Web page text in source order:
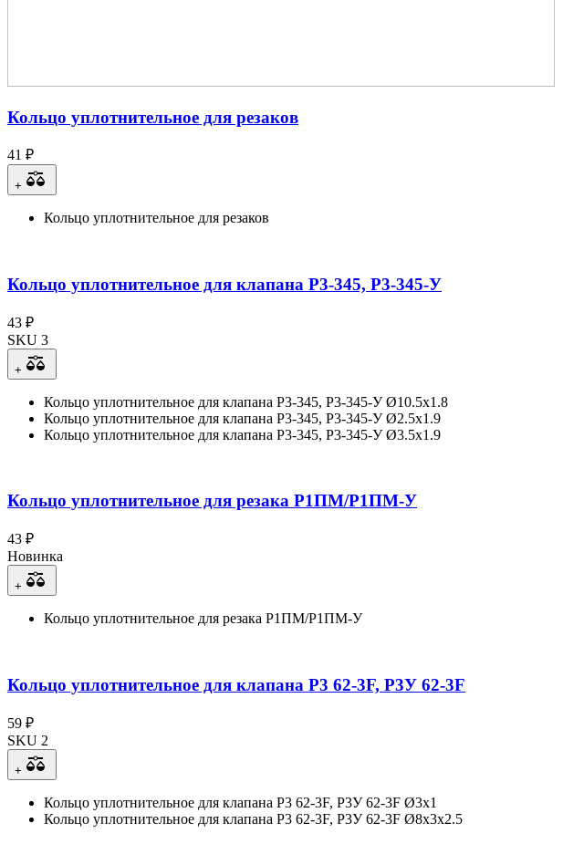
Кольцо уплотнительное для резаков
41 ₽
+
Кольцо уплотнительное для резаков
Кольцо уплотнительное для клапана Р3-345, Р3-345-У
43 ₽
SKU 3
+
Кольцо уплотнительное для клапана Р3-345, Р3-345-У Ø10.5x1.8
Кольцо уплотнительное для клапана Р3-345, Р3-345-У Ø2.5x1.9
Кольцо уплотнительное для клапана Р3-345, Р3-345-У Ø3.5x1.9
Кольцо уплотнительное для резака Р1ПМ/Р1ПМ-У
43 ₽
Новинка
+
Кольцо уплотнительное для резака Р1ПМ/Р1ПМ-У
Кольцо уплотнительное для клапана Р3 62-3F, Р3У 62-3F
59 ₽
SKU 2
+
Кольцо уплотнительное для клапана Р3 62-3F, Р3У 62-3F Ø3x1
Кольцо уплотнительное для клапана Р3 62-3F, Р3У 62-3F Ø8x3x2.5